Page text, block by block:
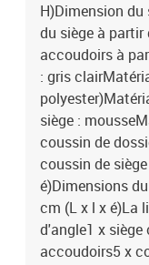
H)Dimension du
du siège à
accoudoirs à
: gris
siège :
coussin de
coussin de
é)Dimensions
cm (L x l x é)La
d'angle1 x
accoudoirs5 x